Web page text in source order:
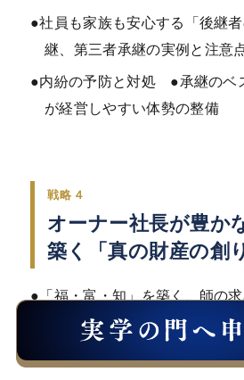
●社員も家族も安心する「後継
継、第三者承継の実例と注意
●内紛の予防と対処 ●承継の
が経営しやすい体勢の整備
戦略４
オーナー社長が豊か
築く「真の財産の創
●「福・富・知」を築く、師の
り方 ●社長の金銭哲学と資
《実学の門》オーナー社長業の鉄
68,000円〜
keyboard_arrow_down